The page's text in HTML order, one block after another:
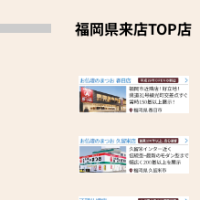
福岡県来店TOP店